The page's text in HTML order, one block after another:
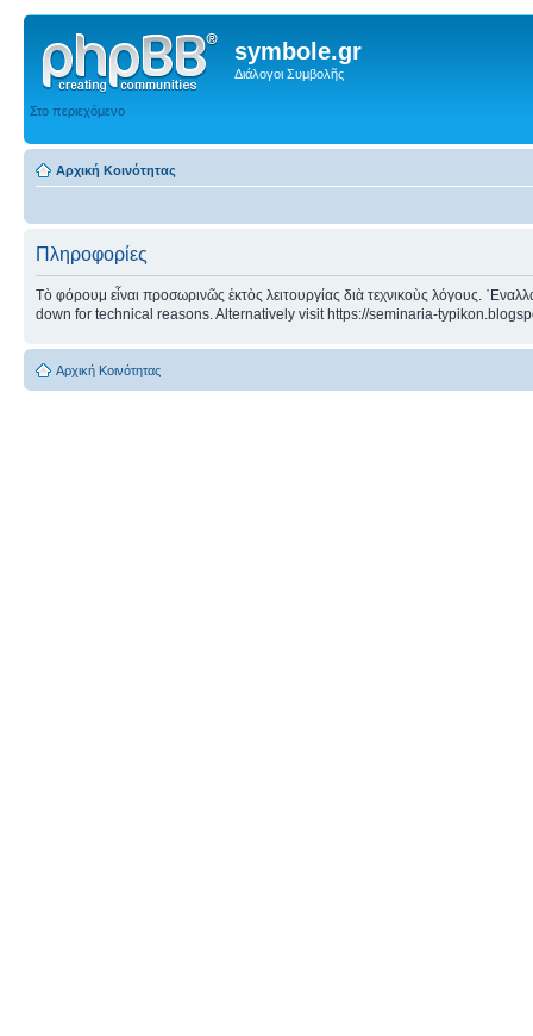
symbole.gr
Διάλογοι Συμβολῆς
Στο περιεχόμενο
Αρχική Κοινότητας
Πληροφορίες
Τὸ φόρουμ εἶναι προσωρινῶς ἐκτὸς λειτουργίας διὰ τεχνικοὺς λόγους.
down for technical reasons. Alternatively visit https://seminaria-
Αρχική Κοινότητας